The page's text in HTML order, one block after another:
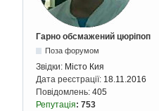
Гарно обсмажений цюріпоп
Поза форумом
Звідки: Місто Кия
Дата реєстрації: 18.11.2016
Повідомлень: 405
Репутація: 753